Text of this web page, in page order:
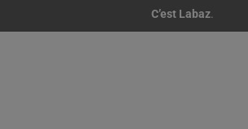
C’est Labaz.